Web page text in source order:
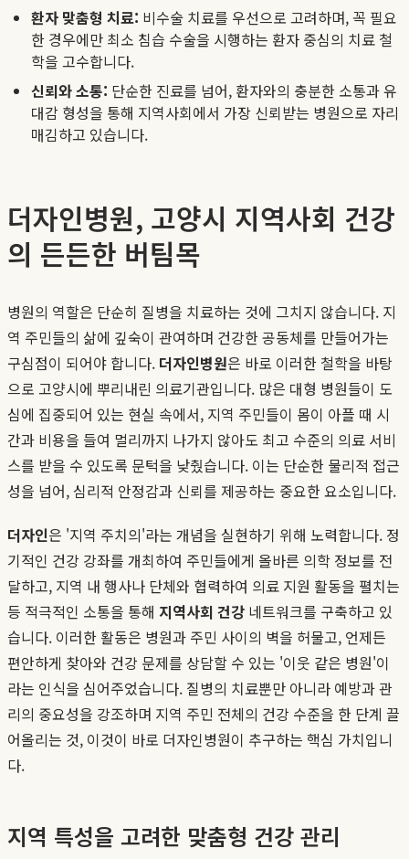
환자 맞춤형 치료: 비수술 치료를 우선으로 고려하며, 꼭 필요
한 경우에만 최소 침습 수술을 시행하는 환자 중심의 치료 철
학을 고수합니다.
신뢰와 소통: 단순한 진료를 넘어, 환자와의 충분한 소통과 유
대감 형성을 통해 지역사회에서 가장 신뢰받는 병원으로 자리
매김하고 있습니다.
더자인병원, 고양시 지역사회 건강
의 든든한 버팀목
병원의 역할은 단순히 질병을 치료하는 것에 그치지 않습니다. 지
역 주민들의 삶에 깊숙이 관여하며 건강한 공동체를 만들어가는
구심점이 되어야 합니다. 더자인병원은 바로 이러한 철학을 바탕
으로 고양시에 뿌리내린 의료기관입니다. 많은 대형 병원들이 도
심에 집중되어 있는 현실 속에서, 지역 주민들이 몸이 아플 때 시
간과 비용을 들여 멀리까지 나가지 않아도 최고 수준의 의료 서비
스를 받을 수 있도록 문턱을 낮췄습니다. 이는 단순한 물리적 접근
성을 넘어, 심리적 안정감과 신뢰를 제공하는 중요한 요소입니다.
더자인은 '지역 주치의'라는 개념을 실현하기 위해 노력합니다. 정
기적인 건강 강좌를 개최하여 주민들에게 올바른 의학 정보를 전
달하고, 지역 내 행사나 단체와 협력하여 의료 지원 활동을 펼치는
등 적극적인 소통을 통해 지역사회 건강 네트워크를 구축하고 있
습니다. 이러한 활동은 병원과 주민 사이의 벽을 허물고, 언제든
편안하게 찾아와 건강 문제를 상담할 수 있는 '이웃 같은 병원'이
라는 인식을 심어주었습니다. 질병의 치료뿐만 아니라 예방과 관
리의 중요성을 강조하며 지역 주민 전체의 건강 수준을 한 단계 끌
어올리는 것, 이것이 바로 더자인병원이 추구하는 핵심 가치입니
다.
지역 특성을 고려한 맞춤형 건강 관리